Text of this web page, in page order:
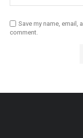
Save my name, email,
comment.